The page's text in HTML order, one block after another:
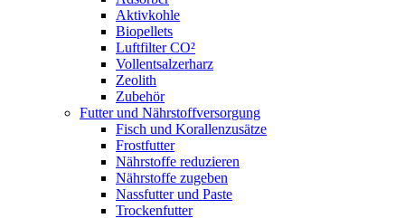
Aktivkohle
Biopellets
Luftfilter CO²
Vollentsalzerharz
Zeolith
Zubehör
Futter und Nährstoffversorgung
Fisch und Korallenzusätze
Frostfutter
Nährstoffe reduzieren
Nährstoffe zugeben
Nassfutter und Paste
Trockenfutter